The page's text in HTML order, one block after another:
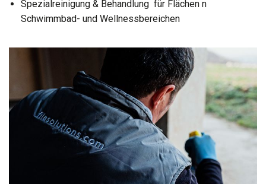
Spezialreinigung & Behandlung für Flächen n
Schwimmbad- und Wellnessbereichen